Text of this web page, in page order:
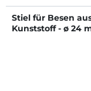
Stiel für Besen
Kunststoff - ø 24